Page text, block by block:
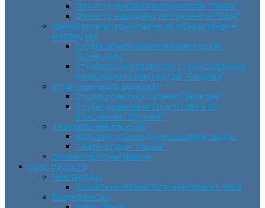
Оркестр духових інструментів “Зміна”
Оркестр народних інструментів “Орія”
Декоративно-прикладне та образотворче
мистецтво
Cтудія образотворчого мистецтва
“Соняшник”
Студія образотворчого та декоративно-
прикладного мистецтва “Писанка”
Студії раннього розвитку
Студія розвитку дитини “Веселка”
Студія дошкільної підготовки та
виховання “Горішок”
Театральний профіль
Шоу-театр молодіжного клубу “Імідж”
Театр-студія “Маска”
Основи програмування
Наші проєкти
Міжнародні
Соціально-психологічний проєкт VeLa
Всеукраїнські